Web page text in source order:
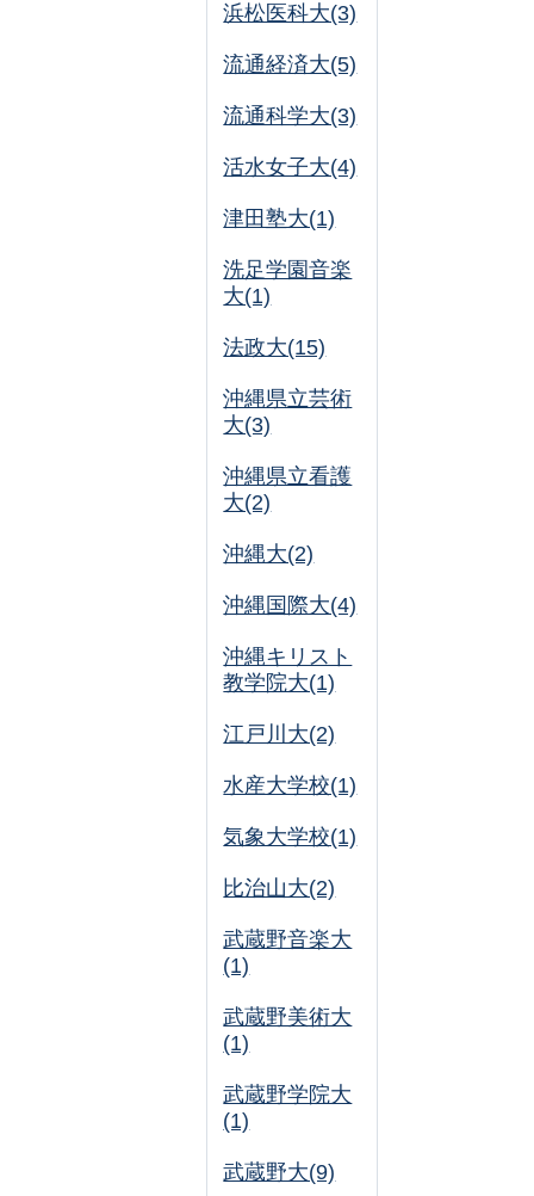
浜松医科大(3)
流通経済大(5)
流通科学大(3)
活水女子大(4)
津田塾大(1)
洗足学園音楽
大(1)
法政大(15)
沖縄県立芸術
大(3)
沖縄県立看護
大(2)
沖縄大(2)
沖縄国際大(4)
沖縄キリスト
教学院大(1)
江戸川大(2)
水産大学校(1)
気象大学校(1)
比治山大(2)
武蔵野音楽大
(1)
武蔵野美術大
(1)
武蔵野学院大
(1)
武蔵野大(9)